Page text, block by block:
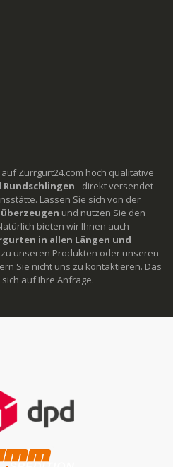
Zurrgurt24.com hoch qualitative
- direkt versendet
Lassen Sie sich von der
und nutzen Sie den
bieten wir Ihnen auch
in allen Längen und
zu unseren Produkten oder unseren
Sie nicht uns zu kontaktieren. Das
auf Ihre Anfrage.